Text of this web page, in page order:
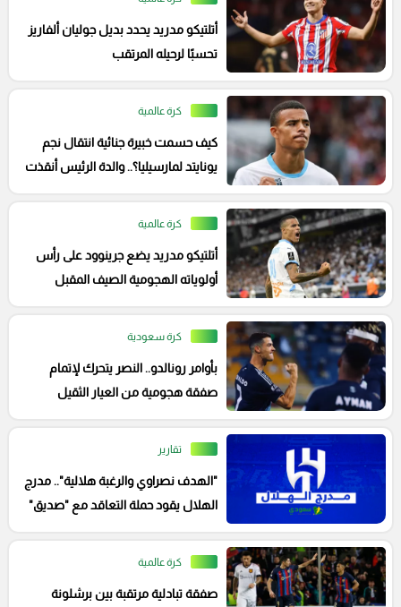
أتلتيكو مدريد يحدد بديل جوليان ألفاريز
تحسبًا لرحيله المرتقب
كرة عالمية
كيف حسمت خبيرة جنائية انتقال نجم
يونايتد لمارسيليا؟.. والدة الرئيس أنقذت
كرة عالمية
أتلتيكو مدريد يضع جرينوود على رأس
أولوياته الهجومية الصيف المقبل
كرة سعودية
بأوامر رونالدو.. النصر يتحرك لإتمام
صفقة هجومية من العيار الثقيل
تقارير
"الهدف نصراوي والرغبة هلالية".. مدرج
الهلال يقود حملة التعاقد مع "صديق"
كرة عالمية
صفقة تبادلية مرتقبة بين برشلونة